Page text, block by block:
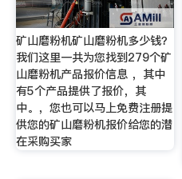
矿山磨粉机矿山磨粉机多少钱？
我们这里一共为您找到279个矿
山磨粉机产品报价信息 ，其中
有5个产品提供了报价，其
中。，您也可以马上免费注册提
供您的矿山磨粉机报价给您的潜
在采购买家